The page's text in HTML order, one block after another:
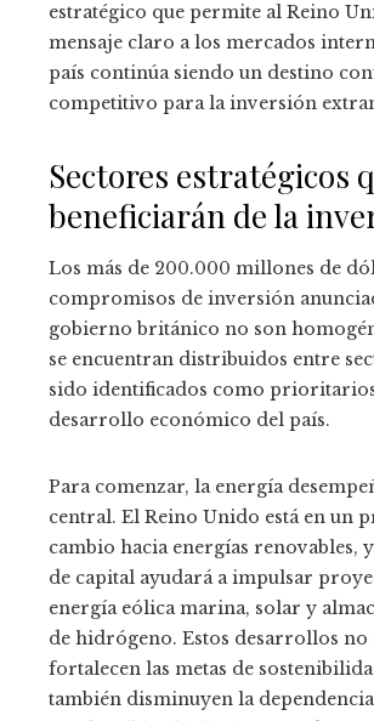
estratégico que permite al Reino
mensaje claro a los mercados
país continúa siendo un destino
competitivo para la inversión
Sectores estratégicos
beneficiarán de la
Los más de 200.000 millones de
compromisos de inversión
gobierno británico no son
se encuentran distribuidos entre
sido identificados como
desarrollo económico del país.
Para comenzar, la energía
central. El Reino Unido está en un
cambio hacia energías renovables,
de capital ayudará a impulsar
energía eólica marina, solar y
de hidrógeno. Estos desarrollos no
fortalecen las metas de
también disminuyen la